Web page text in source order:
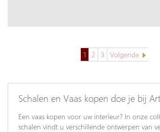
1 2 3 Volgende
Schalen en Vaas kopen doe je bij
Een vaas kopen voor uw interieur? In onze
schalen vindt u verschillende ontwerpen van